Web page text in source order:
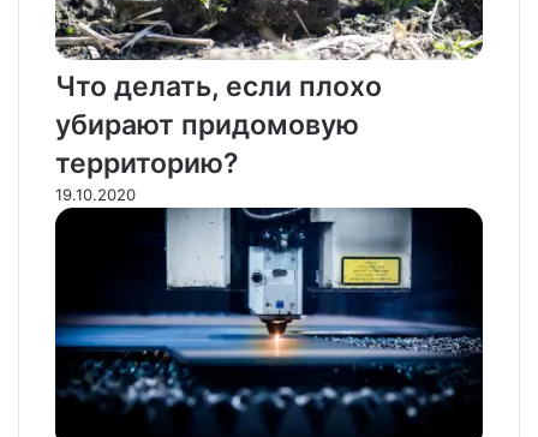
Что делать, если плохо
убирают придомовую
территорию?
19.10.2020